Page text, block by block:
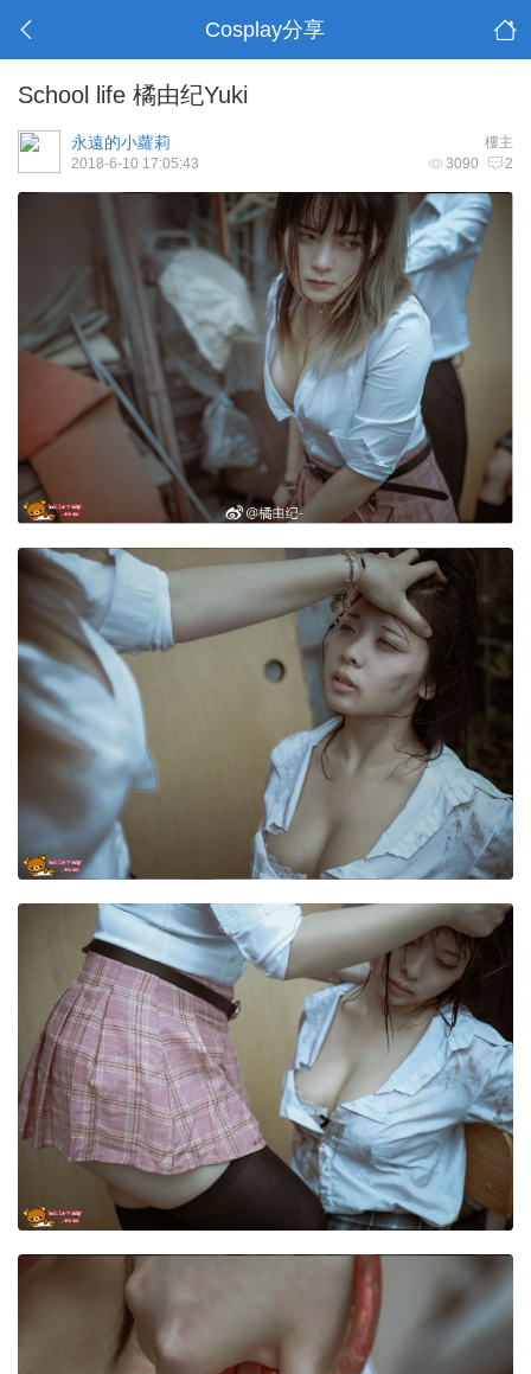
Cosplay分享
School life 橘由纪Yuki
樓主
永遠的小蘿莉
3090 2
2018-6-10 17:05:43